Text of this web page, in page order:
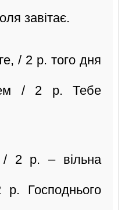
завітає.
/ 2 р. того дня
/ 2 р. Тебе
/ 2 р. – вільна
р. Господнього